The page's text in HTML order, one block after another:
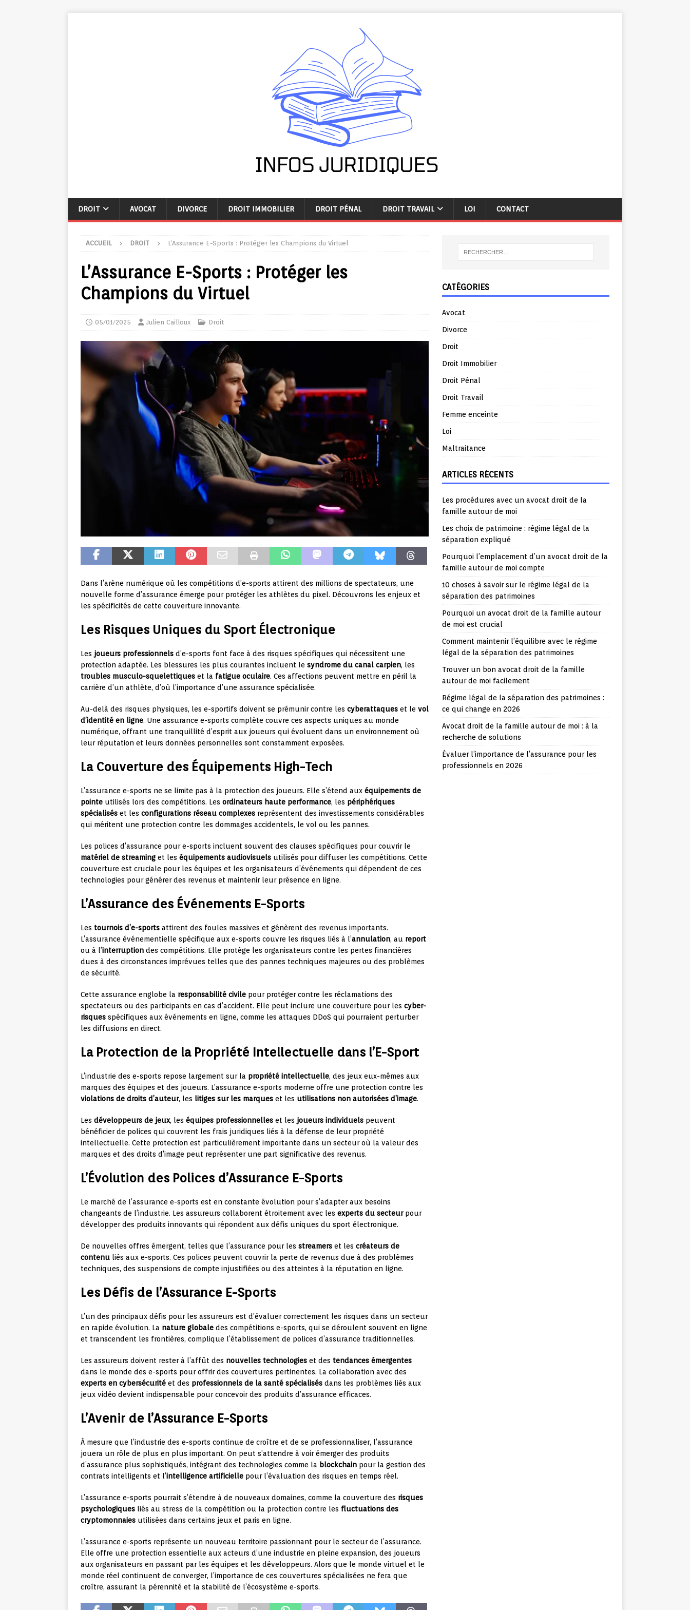
DROIT AVOCAT DIVORCE DROIT IMMOBILIER DROIT PÉNAL DROIT TRAVAIL LOI CONTACT
ACCUEIL DROIT L’Assurance E-Sports : Protéger les Champions du Virtuel
L’Assurance E-Sports : Protéger les
Champions du Virtuel
05/01/2025 Julien Cailloux Droit
Dans l’arène numérique où les compétitions d’e-sports attirent des millions de spectateurs, une
nouvelle forme d’assurance émerge pour protéger les athlètes du pixel. Découvrons les enjeux et
les spécificités de cette couverture innovante.
Les Risques Uniques du Sport Électronique
Les joueurs professionnels d’e-sports font face à des risques spécifiques qui nécessitent une
protection adaptée. Les blessures les plus courantes incluent le syndrome du canal carpien, les
troubles musculo-squelettiques et la fatigue oculaire. Ces affections peuvent mettre en péril la
carrière d’un athlète, d’où l’importance d’une assurance spécialisée.
Au-delà des risques physiques, les e-sportifs doivent se prémunir contre les cyberattaques et le vol
d’identité en ligne. Une assurance e-sports complète couvre ces aspects uniques au monde
numérique, offrant une tranquillité d’esprit aux joueurs qui évoluent dans un environnement où
leur réputation et leurs données personnelles sont constamment exposées.
La Couverture des Équipements High-Tech
L’assurance e-sports ne se limite pas à la protection des joueurs. Elle s’étend aux équipements de
pointe utilisés lors des compétitions. Les ordinateurs haute performance, les périphériques
spécialisés et les configurations réseau complexes représentent des investissements considérables
qui méritent une protection contre les dommages accidentels, le vol ou les pannes.
Les polices d’assurance pour e-sports incluent souvent des clauses spécifiques pour couvrir le
matériel de streaming et les équipements audiovisuels utilisés pour diffuser les compétitions. Cette
couverture est cruciale pour les équipes et les organisateurs d’événements qui dépendent de ces
technologies pour générer des revenus et maintenir leur présence en ligne.
L’Assurance des Événements E-Sports
Les tournois d’e-sports attirent des foules massives et génèrent des revenus importants.
L’assurance événementielle spécifique aux e-sports couvre les risques liés à l’annulation, au report
ou à l’interruption des compétitions. Elle protège les organisateurs contre les pertes financières
dues à des circonstances imprévues telles que des pannes techniques majeures ou des problèmes
de sécurité.
Cette assurance englobe la responsabilité civile pour protéger contre les réclamations des
spectateurs ou des participants en cas d’accident. Elle peut inclure une couverture pour les cyber-
risques spécifiques aux événements en ligne, comme les attaques DDoS qui pourraient perturber
les diffusions en direct.
La Protection de la Propriété Intellectuelle dans l’E-Sport
L’industrie des e-sports repose largement sur la propriété intellectuelle, des jeux eux-mêmes aux
marques des équipes et des joueurs. L’assurance e-sports moderne offre une protection contre les
violations de droits d’auteur, les litiges sur les marques et les utilisations non autorisées d’image.
Les développeurs de jeux, les équipes professionnelles et les joueurs individuels peuvent
bénéficier de polices qui couvrent les frais juridiques liés à la défense de leur propriété
intellectuelle. Cette protection est particulièrement importante dans un secteur où la valeur des
marques et des droits d’image peut représenter une part significative des revenus.
L’Évolution des Polices d’Assurance E-Sports
Le marché de l’assurance e-sports est en constante évolution pour s’adapter aux besoins
changeants de l’industrie. Les assureurs collaborent étroitement avec les experts du secteurpour
développer des produits innovants qui répondent aux défis uniques du sport électronique.
De nouvelles offres émergent, telles que l’assurance pour les streamers et les créateurs de
contenu liés aux e-sports. Ces polices peuvent couvrir la perte de revenus due à des problèmes
techniques, des suspensions de compte injustifiées ou des atteintes à la réputation en ligne.
Les Défis de l’Assurance E-Sports
L’un des principaux défis pour les assureurs est d’évaluer correctement les risques dans un secteur
en rapide évolution. La nature globale des compétitions e-sports, qui se déroulent souvent en ligne
et transcendent les frontières, complique l’établissement de polices d’assurance traditionnelles.
Les assureurs doivent rester à l’affût des nouvelles technologies et des tendances émergentes
dans le monde des e-sports pour offrir des couvertures pertinentes. La collaboration avec des
experts en cybersécurité et des professionnels de la santé spécialisés dans les problèmes liés aux
jeux vidéo devient indispensable pour concevoir des produits d’assurance efficaces.
L’Avenir de l’Assurance E-Sports
À mesure que l’industrie des e-sports continue de croître et de se professionnaliser, l’assurance
jouera un rôle de plus en plus important. On peut s’attendre à voir émerger des produits
d’assurance plus sophistiqués, intégrant des technologies comme la blockchain pour la gestion des
contrats intelligents et l’intelligence artificielle pour l’évaluation des risques en temps réel.
L’assurance e-sports pourrait s’étendre à de nouveaux domaines, comme la couverture des risques
psychologiques liés au stress de la compétition ou la protection contre les fluctuations des
cryptomonnaies utilisées dans certains jeux et paris en ligne.
L’assurance e-sports représente un nouveau territoire passionnant pour le secteur de l’assurance.
Elle offre une protection essentielle aux acteurs d’une industrie en pleine expansion, des joueurs
aux organisateurs en passant par les équipes et les développeurs. Alors que le monde virtuel et le
monde réel continuent de converger, l’importance de ces couvertures spécialisées ne fera que
croître, assurant la pérennité et la stabilité de l’écosystème e-sports.
CATÉGORIES
Avocat
Divorce
Droit
Droit Immobilier
Droit Pénal
Droit Travail
Femme enceinte
Loi
Maltraitance
ARTICLES RÉCENTS
Les procédures avec un avocat droit de la
famille autour de moi
Les choix de patrimoine : régime légal de la
séparation expliqué
Pourquoi l’emplacement d’un avocat droit de la
famille autour de moi compte
10 choses à savoir sur le régime légal de la
séparation des patrimoines
Pourquoi un avocat droit de la famille autour
de moi est crucial
Comment maintenir l’équilibre avec le régime
légal de la séparation des patrimoines
Trouver un bon avocat droit de la famille
autour de moi facilement
Régime légal de la séparation des patrimoines :
ce qui change en 2026
Avocat droit de la famille autour de moi : à la
recherche de solutions
Évaluer l’importance de l’assurance pour les
professionnels en 2026